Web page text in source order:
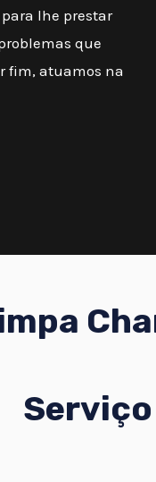
lhe prestar
que
fim, atuamos na